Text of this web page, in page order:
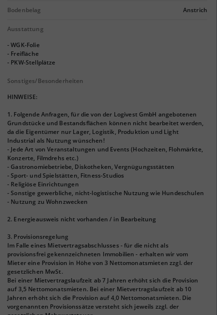
Bodenbelag Anstrich
Ausstattung
- WGK-Folie
- Freifläche
- PKW-Stellplätze
Sonstiges/Besonderheiten
HINWEISE:
1. Folgende Anfragen, für die von der Logivest GmbH angebotenen
Grundstücke und Bestandsflächen können nicht bearbeitet werden,
da die Eigentümer nur Lager, Logistik, Produktion und Light
Industrial als Nutzung wünschen!
- Jede Art von Veranstaltungen und Events (Hochzeiten, Flohmärkte,
Konzerte, Filmdrehs etc.)
- Gastronomiebetriebe, Diskotheken, Vergnügungsstätten
- Sport- und Spielstätten, Fitness-Studios
- Religiöse Einrichtungen
- Sonstige gewerbliche, nicht-logistische Nutzung wie Hundeschulen
- Nutzung zu Wohnzwecken
2. Energieausweis nicht vorhanden / in Bearbeitung
3. Provisionsregelung
Im Falle eines Mietvertragsabschlusses - für die nicht als
provisionsfrei gekennzeichneten Immobilien - erhalten wir vom
Mieter eine Provision in Höhe von 3 Nettomonatsmieten zzgl. der
gesetzlichen MwSt.
Bei einer Mietvertragslaufzeit ab 7 Jahren erhöht sich die Provision
auf 3,5 Nettomonatsmieten. Bei einer Mietvertragslaufzeit ab 10
Jahren erhöht sich die Provision auf 4,0 Nettomonatsmieten. Die
vorgenannten Provisionssätze versteht sich jeweils zzgl. der